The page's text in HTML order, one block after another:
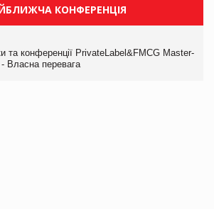
КОНФЕРЕНЦІЯ
та конференції PrivateLabel&FMCG Master-
Власна перевага